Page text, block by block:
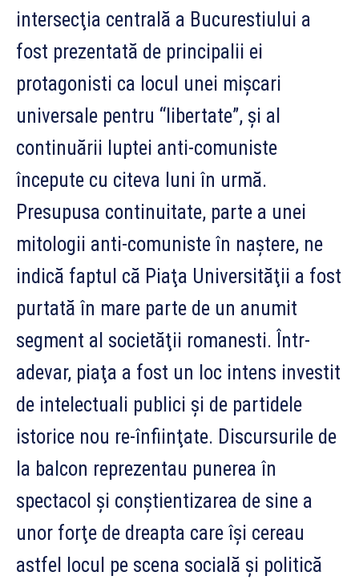
intersecţia centrală a Bucurestiului a
fost prezentată de principalii ei
protagonisti ca locul unei mişcari
universale pentru “libertate”, şi al
continuării luptei anti-comuniste
începute cu citeva luni în urmă.
Presupusa continuitate, parte a unei
mitologii anti-comuniste în naştere, ne
indică faptul că Piaţa Universităţii a fost
purtată în mare parte de un anumit
segment al societăţii romanesti. Într-
adevar, piaţa a fost un loc intens investit
de intelectuali publici şi de partidele
istorice nou re-înfiinţate. Discursurile de
la balcon reprezentau punerea în
spectacol şi conştientizarea de sine a
unor forţe de dreapta care îşi cereau
astfel locul pe scena socială şi politică